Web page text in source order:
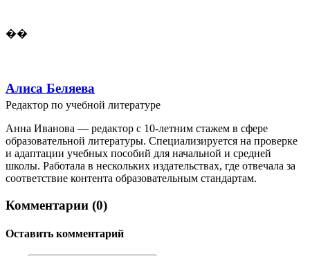
��
Алиса Беляева
Редактор по учебной литературе
Анна Иванова — редактор с 10-летним стажем в сфере
образовательной литературы. Специализируется на проверке
и адаптации учебных пособий для начальной и средней
школы. Работала в нескольких издательствах, где отвечала за
соответствие контента образовательным стандартам.
Комментарии (0)
Оставить комментарий